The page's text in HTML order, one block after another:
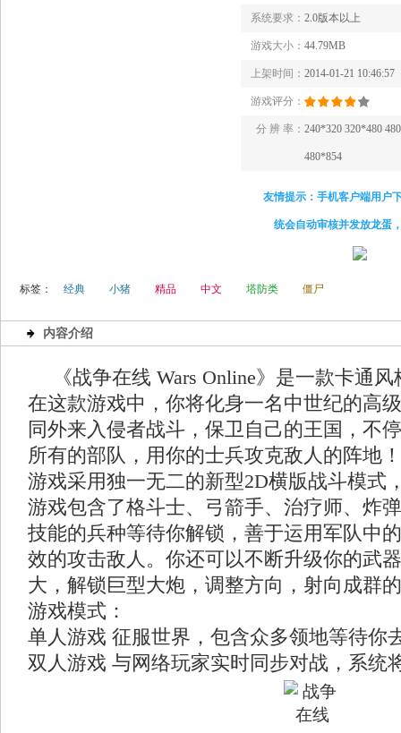
系统要求： 2.0版本以上
游戏大小： 44.79MB
上架时间： 2014-01-21 10:46:57
游戏评分：
分 辨 率： 240*320 320*480
480*854
友情提示：手机客户端用户
统会自动审核并发放龙蛋
标签： 经典 小猪 精品 中文 塔防类 僵尸
内容介绍
《战争在线 Wars Online》是一款卡通
在这款游戏中，你将化身一名中世纪的高
同外来入侵者战斗，保卫自己的王国，不
所有的部队，用你的士兵攻克敌人的阵地！
游戏采用独一无二的新型2D横版战斗模式
游戏包含了格斗士、弓箭手、治疗师、炸
技能的兵种等待你解锁，善于运用军队中
效的攻击敌人。你还可以不断升级你的武
大，解锁巨型大炮，调整方向，射向成群
游戏模式：
单人游戏 征服世界，包含众多领地等待你
双人游戏 与网络玩家实时同步对战，系统